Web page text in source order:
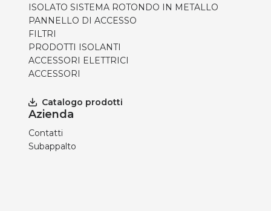
ISOLATO SISTEMA ROTONDO IN METALLO
PANNELLO DI ACCESSO
FILTRI
PRODOTTI ISOLANTI
ACCESSORI ELETTRICI
ACCESSORI
Catalogo prodotti
Azienda
Contatti
Subappalto